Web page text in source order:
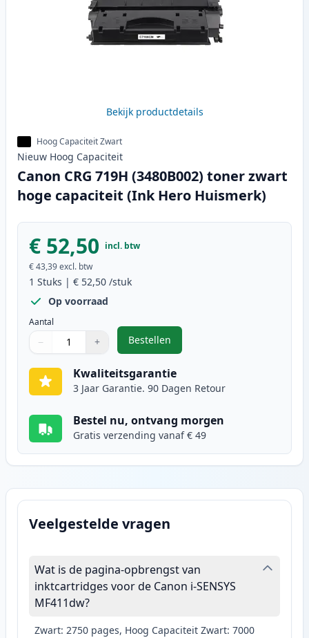
Bekijk productdetails
Hoog Capaciteit Zwart
Nieuw Hoog Capaciteit
Canon CRG 719H (3480B002) toner zwart
hoge capaciteit (Ink Hero Huismerk)
€ 52,50 incl. btw
€ 43,39excl. btw
1 Stuks | € 52,50 /stuk
Op voorraad
Aantal
Gebruik de knoppen om aan te passen
− +
1
Bestellen
,Canon CRG 719H (3480B002)
Kwaliteitsgarantie
3 Jaar Garantie. 90 Dagen Retour
Bestel nu, ontvang morgen
Gratis verzending vanaf € 49
Veelgestelde vragen
Wat is de pagina-opbrengst van
inktcartridges voor de Canon i-SENSYS
MF411dw?
Zwart: 2750 pages, Hoog Capaciteit Zwart: 7000